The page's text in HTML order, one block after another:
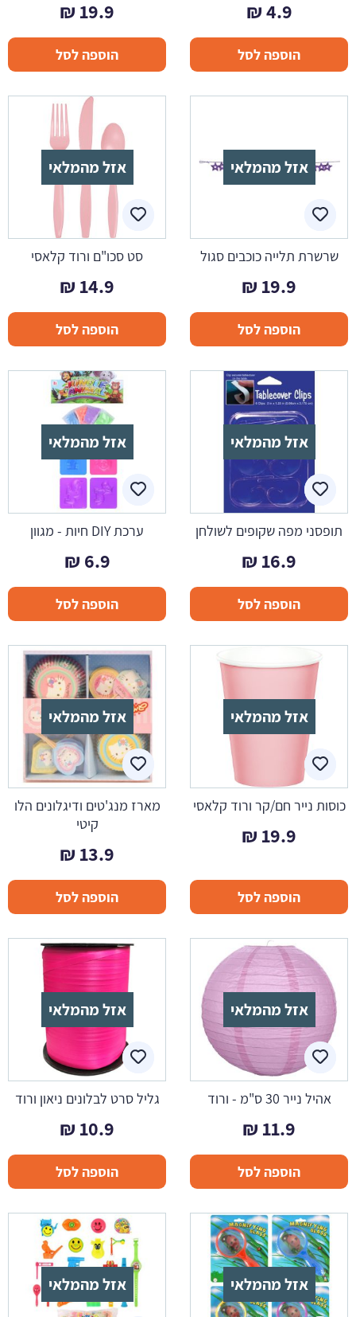
4.9
₪
הוספה לסל
19.9
₪
הוספה לסל
אזל מהמלאי
שרשרת תלייה כוכבים סגול
19.9
₪
הוספה לסל
אזל מהמלאי
סט סכו"ם ורוד קלאסי
14.9
₪
הוספה לסל
אזל מהמלאי
תופסני מפה שקופים לשולחן
16.9
₪
הוספה לסל
אזל מהמלאי
ערכת DIY חיות - מגוון
6.9
₪
הוספה לסל
אזל מהמלאי
כוסות נייר חם/קר ורוד קלאסי
19.9
₪
הוספה לסל
אזל מהמלאי
מארז מנג'טים ודיגלונים הלו
קיטי
13.9
₪
הוספה לסל
אזל מהמלאי
אהיל נייר 30 ס"מ - ורוד
11.9
₪
הוספה לסל
אזל מהמלאי
גליל סרט לבלונים ניאון ורוד
10.9
₪
הוספה לסל
אזל מהמלאי אזל מהמלאי